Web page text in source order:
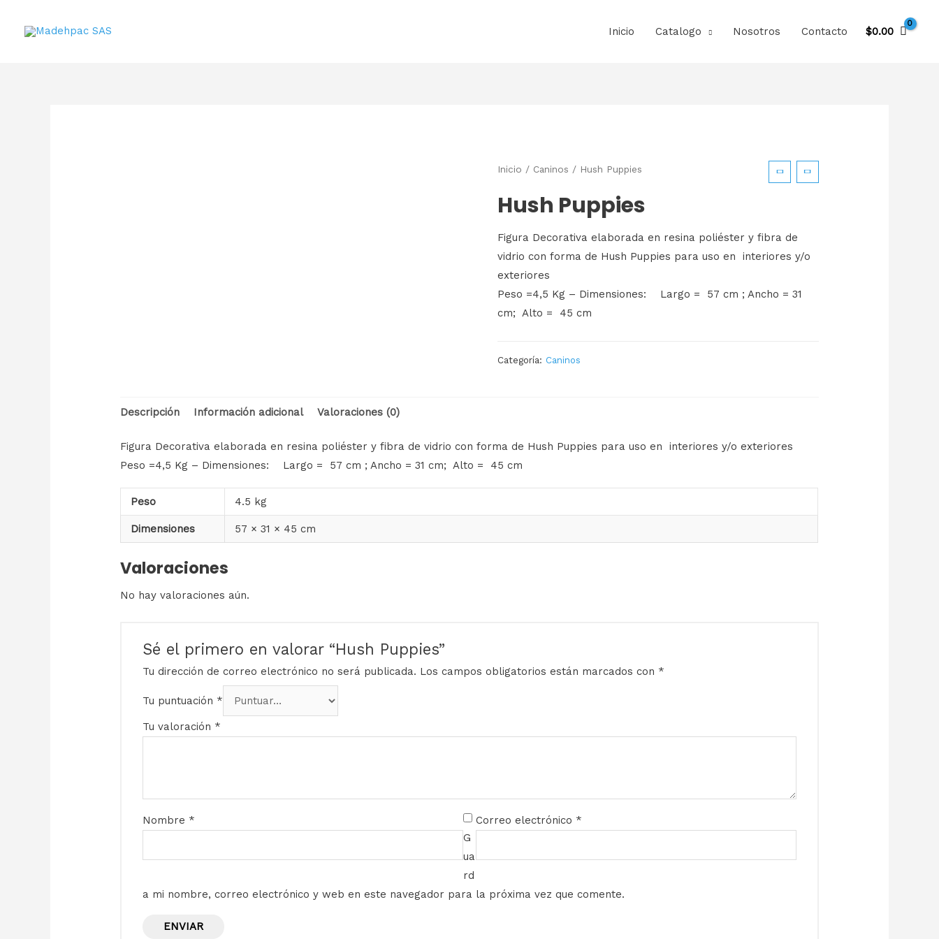
Inicio Catalogo Nosotros Contacto $0.00
Inicio / Caninos / Hush Puppies
Hush Puppies
Figura Decorativa elaborada en resina poliéster y fibra de
vidrio con forma de Hush Puppies para uso en interiores y/o
exteriores
Peso =4,5 Kg – Dimensiones: Largo = 57 cm ; Ancho = 31
cm; Alto = 45 cm
Categoría: Caninos
Descripción Información adicional Valoraciones (0)
Figura Decorativa elaborada en resina poliéster y fibra de vidrio con forma de Hush Puppies para uso en interiores y/o exteriores
Peso =4,5 Kg – Dimensiones: Largo = 57 cm ; Ancho = 31 cm; Alto = 45 cm
Peso 4.5 kg
Dimensiones 57 × 31 × 45 cm
Valoraciones
No hay valoraciones aún.
Sé el primero en valorar “Hush Puppies”
Tu dirección de correo electrónico no será publicada. Los campos obligatorios están marcados con *
Tu puntuación *
Tu valoración *
Nombre * Correo electrónico *
G
ua
rd
a mi nombre, correo electrónico y web en este navegador para la próxima vez que comente.